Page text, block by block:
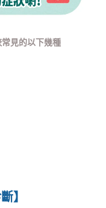
見的以下幾種
】